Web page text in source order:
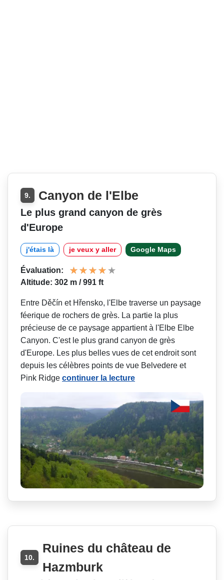
9. Canyon de l'Elbe
Le plus grand canyon de grès
d'Europe
j'étais là je veux y aller Google Maps
Évaluation:
Altitude: 302 m / 991 ft
Entre Děčín et Hřensko, l'Elbe traverse un paysage
féerique de rochers de grès. La partie la plus
précieuse de ce paysage appartient à l'Elbe Elbe
Canyon. C'est le plus grand canyon de grès
d'Europe. Les plus belles vues de cet endroit sont
depuis les célèbres points de vue Belvedere et
Pink Ridge continuer la lecture
10.
Ruines du château de
Hazmburk